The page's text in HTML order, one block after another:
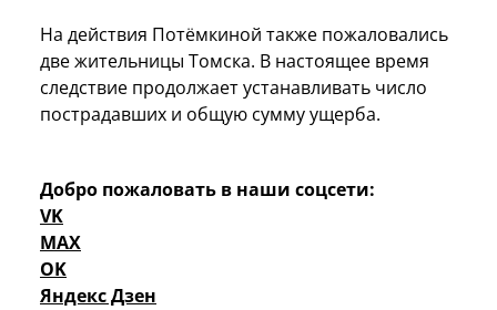
На действия Потёмкиной также пожаловались
две жительницы Томска. В настоящее время
следствие продолжает устанавливать число
пострадавших и общую сумму ущерба.
Добро пожаловать в наши соцсети:
VK
MAX
OK
Яндекс Дзен